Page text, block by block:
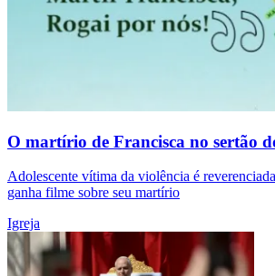
O martírio de Francisca no sertão
Adolescente vítima da violência é
ganha filme sobre seu martírio
Igreja